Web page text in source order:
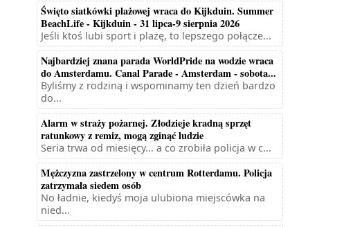
Święto siatkówki plażowej wraca do Kijkduin. Summer
BeachLife - Kijkduin - 31 lipca-9 sierpnia 2026
Jeśli ktoś lubi sport i plażę, to lepszego połącze...
Najbardziej znana parada WorldPride na wodzie wraca
do Amsterdamu. Canal Parade - Amsterdam - sobota...
Byliśmy z rodziną i wspominamy ten dzień bardzo
do...
Alarm w straży pożarnej. Złodzieje kradną sprzęt
ratunkowy z remiz, mogą zginąć ludzie
Seria trwa od miesięcy... a co zrobiła policja w c...
Mężczyzna zastrzelony w centrum Rotterdamu. Policja
zatrzymała siedem osób
No ładnie, kiedyś moja ulubiona miejscówka na
nied...